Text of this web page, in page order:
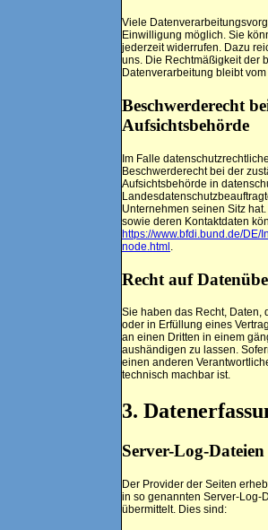
Viele
Einwilligung möglich. Sie
jederzeit widerrufen. Dazu
uns. Die Rechtmäßigkeit der
Datenverarbeitung bleibt
Beschwerderecht
Aufsichtsbehörde
Im Falle
Beschwerderecht bei der
Aufsichtsbehörde in
Unternehmen seinen Sitz
sowie deren Kontaktdaten
https://www.bfdi.bund.de/DE/
node.html .
Recht auf
Sie haben das Recht, Daten,
oder in Erfüllung eines
an einen Dritten in einem
aushändigen zu lassen.
einen anderen
technisch machbar ist.
3.
Server-Log-Dateien
Der Provider der Seiten
in so genannten Server-Log-
übermittelt. Dies sind: